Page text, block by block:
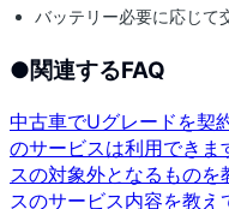
バッテリー必要に応じて
●関連するFAQ
中古車でUグレードを契
のサービスは利用できま
スの対象外となるものを
スのサービス内容を教え